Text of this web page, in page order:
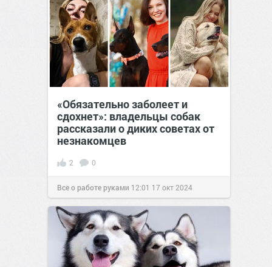
«Обязательно заболеет и
сдохнет»: владельцы собак
рассказали о диких советах от
незнакомцев
2 0
Все о работе руками 12:01 17 окт 2024